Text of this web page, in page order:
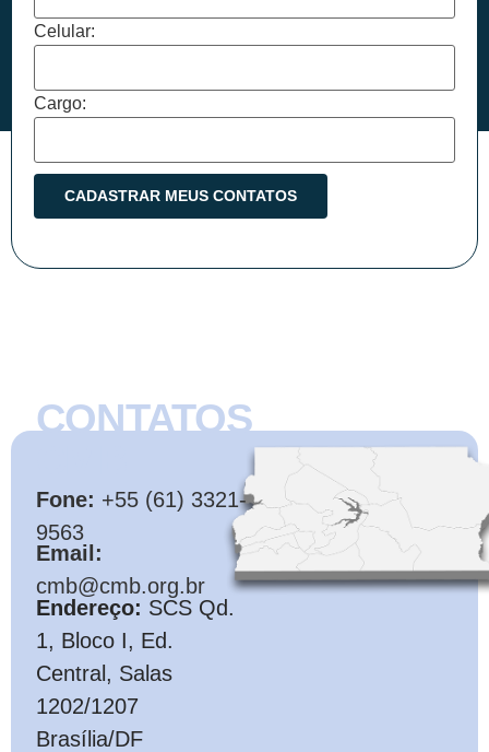
Celular:
Cargo:
CONTATOS
Fone: +55 (61) 3321-
9563
Email:
cmb@cmb.org.br
Endereço: SCS Qd.
1, Bloco I, Ed.
Central, Salas
1202/1207
Brasília/DF